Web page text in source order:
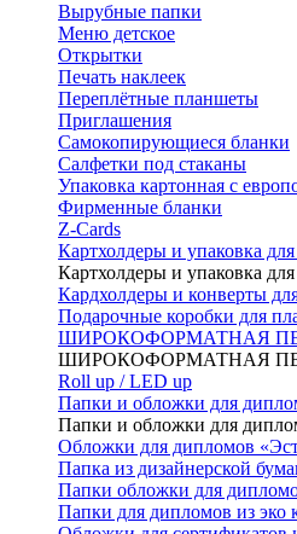
Вырубные папки
Меню детское
Открытки
Печать наклеек
Переплётные планшеты
Приглашения
Самокопирующиеся бланки
Салфетки под стаканы
Упаковка картонная с
Фирменные бланки
Z-Cards
Картхолдеры и упаковка
Картхолдеры и упаковка
Кардхолдеры и конверты
Подарочные коробки для
ШИРОКОФОРМАТНАЯ
ШИРОКОФОРМАТНАЯ
Roll up / LED up
Папки и обложки для
Папки и обложки для
Обложки для дипломов
Папка из дизайнерской
Папки обложки для
Папки для дипломов из эко